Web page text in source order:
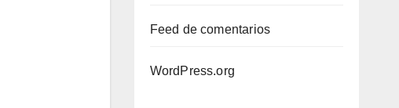
Feed de comentarios
WordPress.org